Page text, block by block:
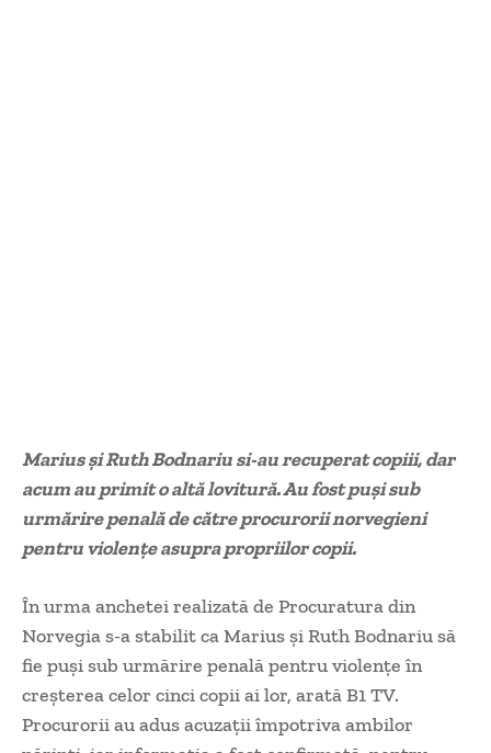
Marius şi Ruth Bodnariu si-au recuperat copiii, dar
acum au primit o altă lovitură. Au fost puşi sub
urmărire penală de către procurorii norvegieni
pentru violenţe asupra propriilor copii.
În urma anchetei realizată de Procuratura din
Norvegia s-a stabilit ca Marius şi Ruth Bodnariu să
fie puşi sub urmărire penală pentru violenţe în
creşterea celor cinci copii ai lor, arată B1 TV.
Procurorii au adus acuzaţii împotriva ambilor